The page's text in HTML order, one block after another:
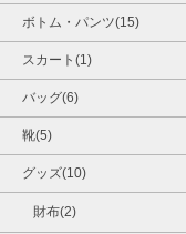
ボトム・パンツ(15)
スカート(1)
バッグ(6)
靴(5)
グッズ(10)
財布(2)